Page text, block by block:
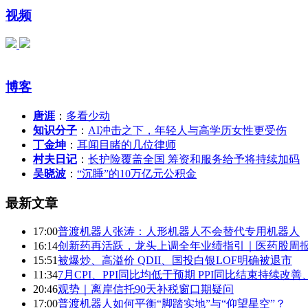
视频
博客
唐涯 ： 多看少动
知识分子 ： AI冲击之下，年轻人与高学历女性更受伤
丁金坤 ： 耳闻目睹的几位律师
村夫日记 ： 长护险覆盖全国 筹资和服务给予将持续加码
吴晓波 ： “沉睡”的10万亿元公积金
最新文章
17:00普渡机器人张涛：人形机器人不会替代专用机器人
16:14创新药再活跃，龙头上调全年业绩指引｜医药股周
15:51被爆炒、高溢价 QDII、国投白银LOF明确被退市
11:347月CPI、PPI同比均低于预期 PPI同比结束持续改善
20:46观势｜离岸信托90天补税窗口期疑问
17:00普渡机器人如何平衡“脚踏实地”与“仰望星空”？